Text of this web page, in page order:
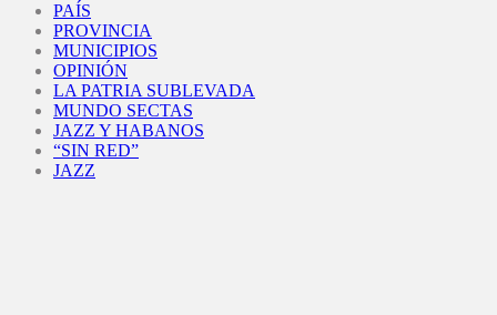
PAÍS
PROVINCIA
MUNICIPIOS
OPINIÓN
LA PATRIA SUBLEVADA
MUNDO SECTAS
JAZZ Y HABANOS
“SIN RED”
JAZZ